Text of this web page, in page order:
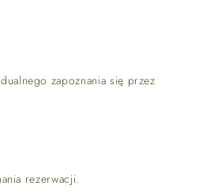
zapoznania się przez
rezerwacji.